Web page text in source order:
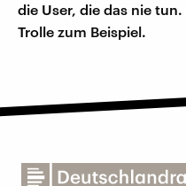
die User, die das nie
Trolle zum Beispiel.